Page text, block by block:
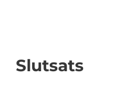
Slutsats